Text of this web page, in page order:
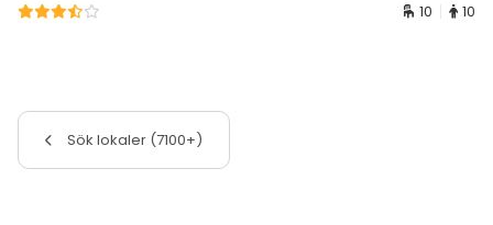
10 10
Sök lokaler (7100+)